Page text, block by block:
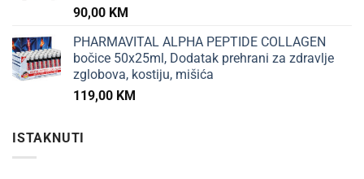
90,00 KM
PHARMAVITAL ALPHA PEPTIDE COLLAGEN
bočice 50x25ml, Dodatak prehrani za zdravlje
zglobova, kostiju, mišića
119,00 KM
ISTAKNUTI